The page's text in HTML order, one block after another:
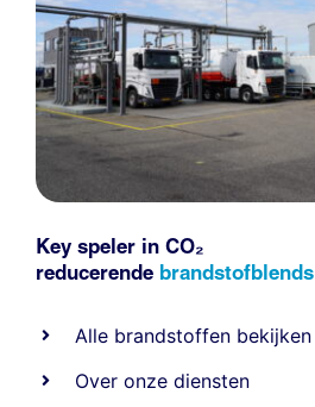
Key speler in CO₂
reducerende brandstofblends
Alle brandstoffen bekijken
Over onze diensten